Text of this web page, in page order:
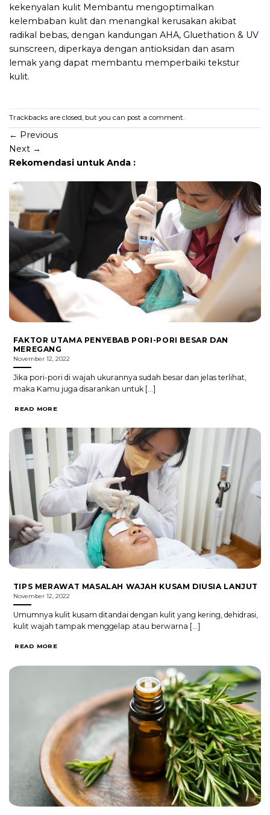
kekenyalan kulit Membantu mengoptimalkan
kelembaban kulit dan menangkal kerusakan akibat
radikal bebas, dengan kandungan AHA, Gluethation & UV
sunscreen, diperkaya dengan antioksidan dan asam
lemak yang dapat membantu memperbaiki tekstur
kulit.
Trackbacks are closed, but you can post a comment.
← Previous
Next →
Rekomendasi untuk Anda :
FAKTOR UTAMA PENYEBAB PORI-PORI BESAR DAN
MEREGANG
November 12, 2022
Jika pori-pori di wajah ukurannya sudah besar dan jelas terlihat,
maka Kamu juga disarankan untuk [...]
READ MORE
TIPS MERAWAT MASALAH WAJAH KUSAM DIUSIA LANJUT
November 12, 2022
Umumnya kulit kusam ditandai dengan kulit yang kering, dehidrasi,
kulit wajah tampak menggelap atau berwarna [...]
READ MORE